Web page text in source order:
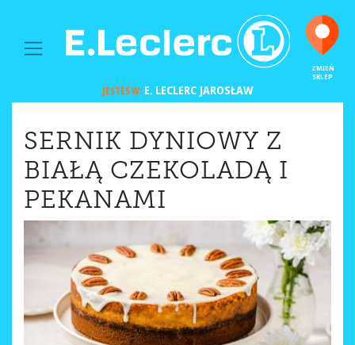
MAIN NAVIGATION
ZMIEŃ
SKLEP
JESTEŚ W:E. LECLERC JAROSŁAW
SERNIK DYNIOWY Z
BIAŁĄ CZEKOLADĄ I
PEKANAMI